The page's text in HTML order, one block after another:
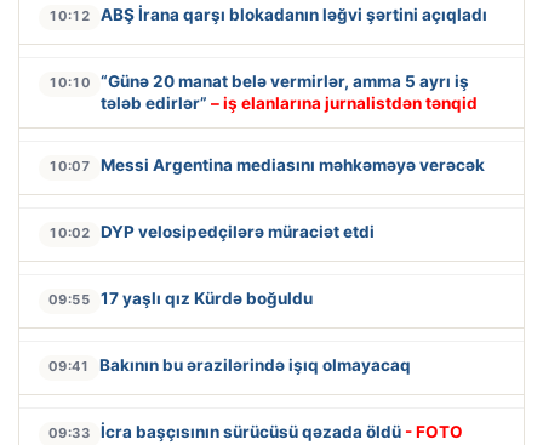
10:12 ABŞ İrana qarşı blokadanın ləğvi şərtini açıqladı
10:10
“Günə 20 manat belə vermirlər, amma 5 ayrı iş
tələb edirlər” – iş elanlarına jurnalistdən tənqid
10:07 Messi Argentina mediasını məhkəməyə verəcək
10:02 DYP velosipedçilərə müraciət etdi
09:55 17 yaşlı qız Kürdə boğuldu
09:41 Bakının bu ərazilərində işıq olmayacaq
09:33 İcra başçısının sürücüsü qəzada öldü - FOTO